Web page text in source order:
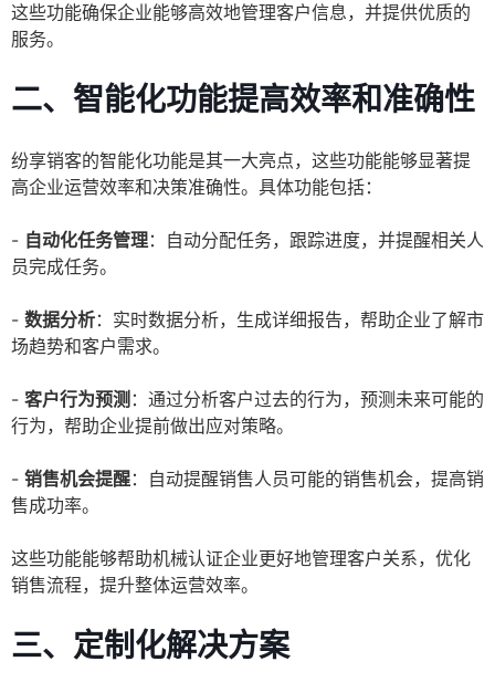
这些功能确保企业能够高效地管理客户信息，并提供优质的
服务。
二、智能化功能提高效率和准确性
纷享销客的智能化功能是其一大亮点，这些功能能够显著提
高企业运营效率和决策准确性。具体功能包括：
- 自动化任务管理：自动分配任务，跟踪进度，并提醒相关人
员完成任务。
- 数据分析：实时数据分析，生成详细报告，帮助企业了解市
场趋势和客户需求。
- 客户行为预测 ：通过分析客户过去的行为，预测未来可能的
行为，帮助企业提前做出应对策略。
- 销售机会提醒：自动提醒销售人员可能的销售机会，提高销
售成功率。
这些功能能够帮助机械认证企业更好地管理客户关系，优化
销售流程，提升整体运营效率。
三、定制化解决方案